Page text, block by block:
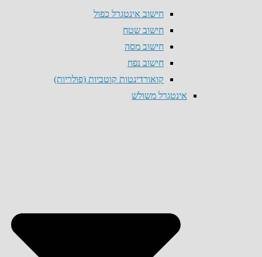
חישוב אינטגרל כפול
חישוב שטח
חישוב מסה
חישוב נפח
קואורדינטות קוטביות (פולריות)
אינטגרל משולש